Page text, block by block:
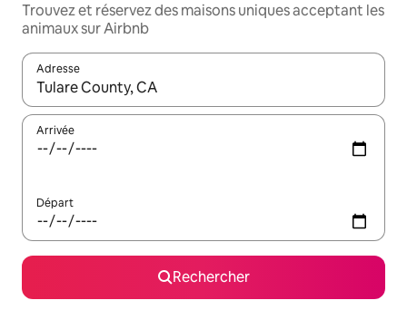
Trouvez et réservez des maisons uniques acceptant les
animaux sur Airbnb
Adresse
Lorsque les résultats s'affichent, utilisez les flèches vers le
Arrivée
Départ
Rechercher